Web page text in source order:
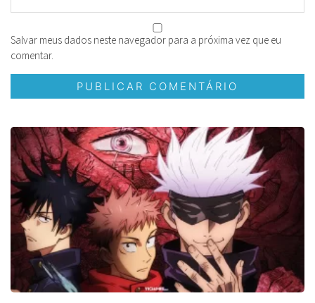
Salvar meus dados neste navegador para a próxima vez que eu
comentar.